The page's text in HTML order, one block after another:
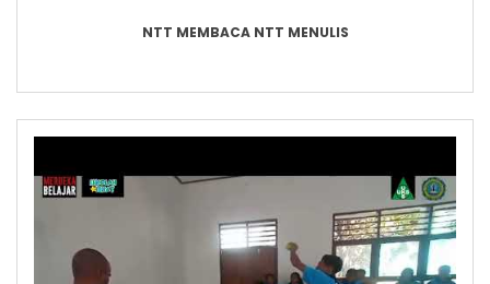
NTT MEMBACA NTT MENULIS